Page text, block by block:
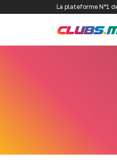
La plateforme N°1